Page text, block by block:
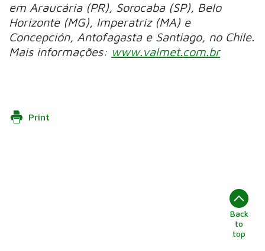
em Araucária (PR), Sorocaba (SP), Belo
Horizonte (MG), Imperatriz (MA) e
Concepción, Antofagasta e Santiago, no Chile.
Mais informações: www.valmet.com.br
Print
Back
to
top